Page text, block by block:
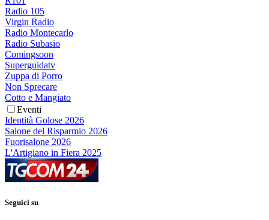
Radio 105
Virgin Radio
Radio Montecarlo
Radio Subasio
Comingsoon
Superguidatv
Zuppa di Porro
Non Sprecare
Cotto e Mangiato
Eventi
Identità Golose 2026
Salone del Risparmio 2026
Fuorisalone 2026
L'Artigiano in Fiera 2025
Seguici su